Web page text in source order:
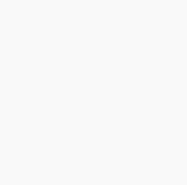
於建築業界盛事「優質建築大獎
中，房協於觀塘安達臣道R2-4用地
成（MiC）多功能協作中心「W.I.S.E.
築物」類別最高榮譽「優質建築大
發展區項目地盤的同類設施「協3
樂嶺都匯」亦分別榮獲「優異獎」，
發展的卓越表現。